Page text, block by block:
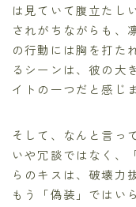
は見ていて腹立たし
されがちながらも、
の行動には胸を打た
るシーンは、彼の大
イトの一つだと感じ
そして、なんと言っ
いや冗談ではなく、
らのキスは、破壊力
もう「偽装」ではい